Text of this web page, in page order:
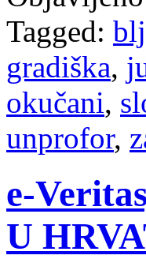
Tagged:
gradiška,
okučani,
unprofor,
e-
U